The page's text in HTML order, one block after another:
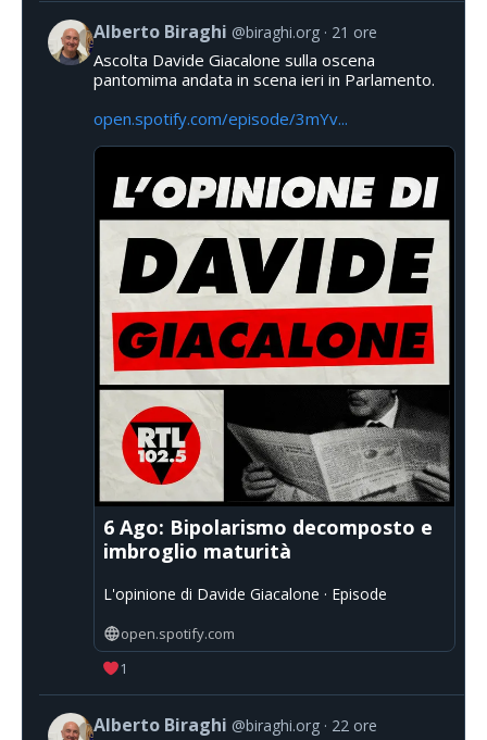
Alberto Biraghi @biraghi.org 21 ore
Ascolta Davide Giacalone sulla oscena
pantomima andata in scena ieri in Parlamento.
open.spotify.com/episode/3mYv...
6 Ago: Bipolarismo decomposto e
imbroglio maturità
L'opinione di Davide Giacalone · Episode
open.spotify.com
1
Alberto Biraghi @biraghi.org 22 ore